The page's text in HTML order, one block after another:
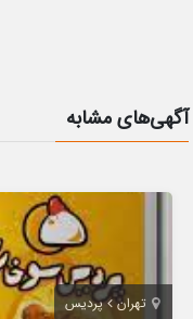
آگهی‌های مشابه
تهران پردیس